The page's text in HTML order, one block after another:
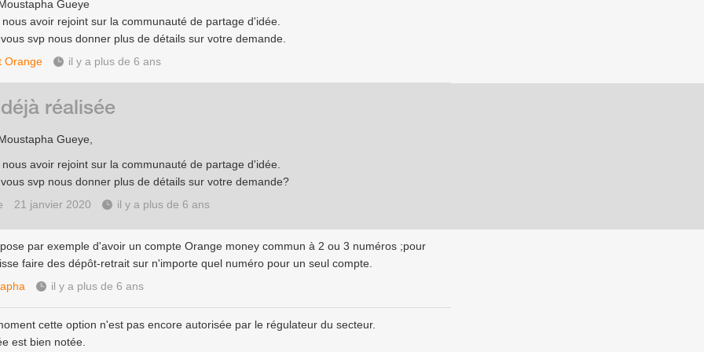
Gueye
avoir rejoint sur la communauté de partage d'idée.
svp nous donner plus de détails sur votre demande.
Orange
il y a plus de 6 ans
Gueye,
avoir rejoint sur la communauté de partage d'idée.
svp nous donner plus de détails sur votre demande?
21 janvier 2020 il y a plus de 6 ans
réalisée
par exemple d'avoir un compte Orange money commun à 2 ou 3 numéros ;pour
faire des dépôt-retrait sur n'importe quel numéro pour un seul compte.
il y a plus de 6 ans
cette option n'est pas encore autorisée par le régulateur du secteur.
est bien notée.